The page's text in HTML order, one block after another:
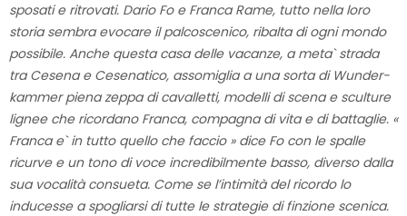
sposati e ritrovati. Dario Fo e Franca Rame, tutto nella loro
storia sembra evocare il palcoscenico, ribalta di ogni mondo
possibile. Anche questa casa delle vacanze, a meta` strada
tra Cesena e Cesenatico, assomiglia a una sorta di Wunder-
kammer piena zeppa di cavalletti, modelli di scena e sculture
lignee che ricordano Franca, compagna di vita e di battaglie. «
Franca e` in tutto quello che faccio » dice Fo con le spalle
ricurve e un tono di voce incredibilmente basso, diverso dalla
sua vocalità consueta. Come se l’intimità del ricordo lo
inducesse a spogliarsi di tutte le strategie di finzione scenica.